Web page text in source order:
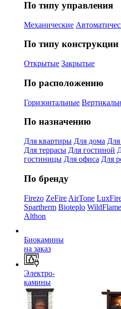
По типу управления
Механические
По типу конструкции
Открытые Закрытые
По расположению
Горизонтальные
По назначению
Для квартиры Для дома Для
Для террасы Для гостиной
гостиницы Для офиса Для
По бренду
Firezo ZeFire AirTone
Spartherm Bioteplo WildFlame
Althon
Биокамины
на заказ
Электро-
камины